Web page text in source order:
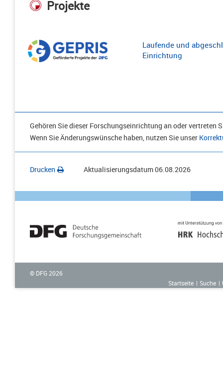
Projekte
Laufende und
Einrichtung
Gehören Sie dieser Forschungseinrichtung an oder vertreten
Wenn Sie Änderungswünsche haben, nutzen Sie unser
Drucken Aktualisierungsdatum06.08.2026
© DFG 2026
Startseite
Suche